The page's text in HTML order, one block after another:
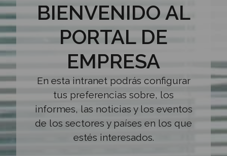
BIENVENIDO AL
PORTAL DE
EMPRESA
En esta intranet podrás configurar
tus preferencias sobre, los
informes, las noticias y los eventos
de los sectores y países en los que
estés interesados.